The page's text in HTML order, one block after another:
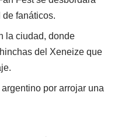
de fanáticos.
la ciudad, donde
del Xeneize que
por arrojar una